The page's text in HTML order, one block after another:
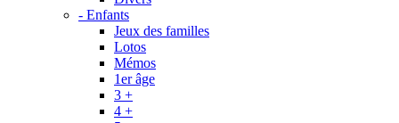
- Enfants
Jeux des familles
Lotos
Mémos
1er âge
3 +
4 +